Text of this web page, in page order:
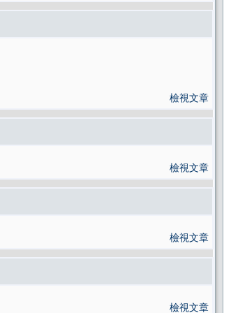
檢視文章
檢視文章
檢視文章
檢視文章